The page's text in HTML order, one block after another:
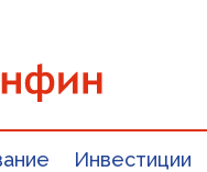
Инвестиции